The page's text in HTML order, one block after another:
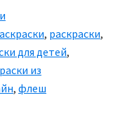
, раскраски,
для детей,
из
, флеш